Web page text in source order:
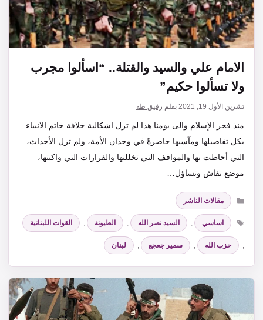
الامام علي والسيد والقتلة.. “اسألوا مجرب
ولا تسألوا حكيم”
تشرين الأول 19, 2021 بقلم رفيق طه
منذ فجر الإسلام والى يومنا هذا لم تزل اشكالية خلافة خاتم الانبياء
بكل تفاصيلها ومآسيها حاضرةً في وجدان الأمة، ولم تزل الأحداث،
التي أحاطت بها والمواقف التي تخللتها والقرارات التي واكبتها،
موضع نقاش وتساؤل…
التصنيفات
مقالات الناشر
الوسوم
اساسي , السيد نصر الله , الطيونة , القوات اللبنانية
, حزب الله , سمير جعجع , لبنان